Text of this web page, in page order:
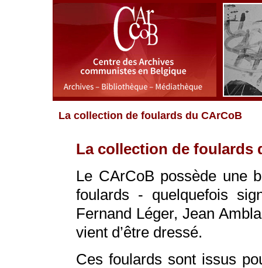
La collection de foulards du CArCoB
La collection de foulards
Le CArCoB possède une
foulards - quelquefois
Fernand Léger, Jean
vient d’être dressé.
Ces foulards sont issus